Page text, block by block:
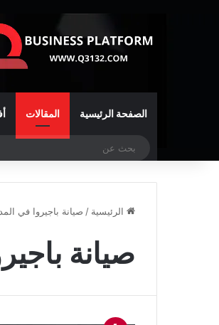
الصفحة الرئيسية المقالات
الرئيسية / صيانة باجيروا في
صيانة